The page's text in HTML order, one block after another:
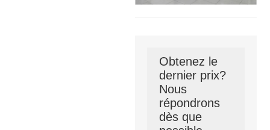
Obtenez le
dernier prix?
Nous
répondrons
dès que